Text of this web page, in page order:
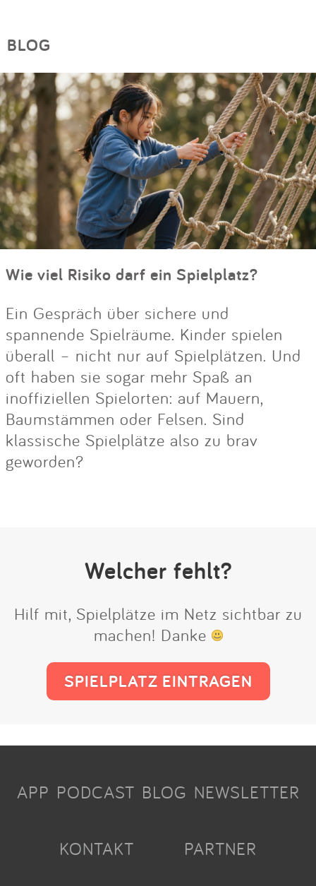
BLOG
Wie viel Risiko darf ein Spielplatz?
Ein Gespräch über sichere und
spannende Spielräume. Kinder spielen
überall – nicht nur auf Spielplätzen. Und
oft haben sie sogar mehr Spaß an
inoffiziellen Spielorten: auf Mauern,
Baumstämmen oder Felsen. Sind
klassische Spielplätze also zu brav
geworden?
Welcher fehlt?
Hilf mit, Spielplätze im Netz sichtbar zu
machen! Danke
SPIELPLATZ EINTRAGEN
APP PODCAST BLOG NEWSLETTER
KONTAKT PARTNER